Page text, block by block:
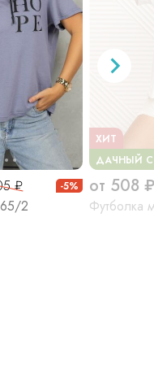
₽ -5%
2
ДАЧНЫЙ
ХИТ
от 508 ₽
Футболка